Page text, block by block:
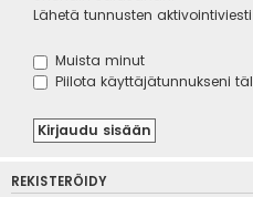
Lähetä tunnusten
Muista minut
Piilota käyttäjätunnukseni
REKISTERÖIDY